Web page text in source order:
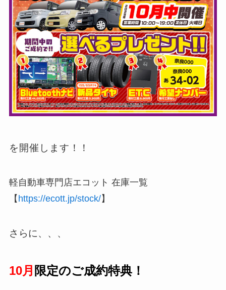
を開催します！！
軽自動車専門店エコット 在庫一覧
【 https://ecott.jp/stock/】
さらに、、、
10月 限定のご成約特典！